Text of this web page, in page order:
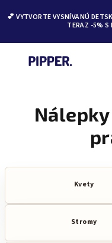
💕 VYTVORTE VYSNÍVANÚ
TERAZ -5% S
Kvety
Stromy